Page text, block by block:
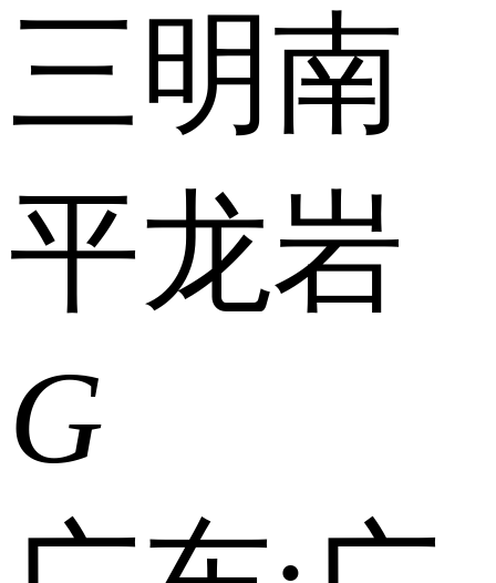
三明南
平龙岩
G